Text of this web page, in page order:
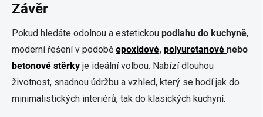
Závěr
Pokud hledáte odolnou a estetickou podlahu do kuchyně,
moderní řešení v podobě epoxidové, polyuretanové nebo
betonové stěrky je ideální volbou. Nabízí dlouhou
životnost, snadnou údržbu a vzhled, který se hodí jak do
minimalistických interiérů, tak do klasických kuchyní.